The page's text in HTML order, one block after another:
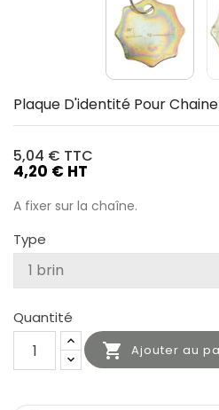
Plaque D'identité Pour Chaine
5,04 € TTC
4,20 € HT
A fixer sur la chaîne.
Type
Quantité
 Ajouter au